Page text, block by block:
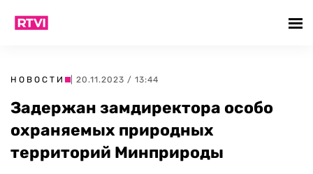
НОВОСТИ | 20.11.2023 / 13:44
Задержан замдиректора особо
охраняемых природных
территорий Минприроды